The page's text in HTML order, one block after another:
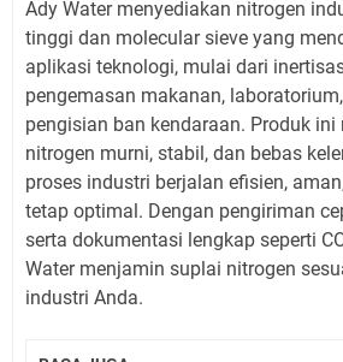
Ady Water menyediakan nitrogen
tinggi dan molecular sieve yang
aplikasi teknologi, mulai dari
pengemasan makanan,
pengisian ban kendaraan. Produk ini
nitrogen murni, stabil, dan bebas
proses industri berjalan efisien,
tetap optimal. Dengan pengiriman
serta dokumentasi lengkap seperti
Water menjamin suplai nitrogen
industri Anda.